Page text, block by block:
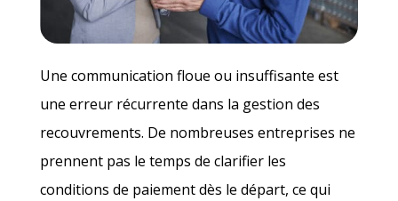
Une communication floue ou insuffisante est
une erreur récurrente dans la gestion des
recouvrements. De nombreuses entreprises ne
prennent pas le temps de clarifier les
conditions de paiement dès le départ, ce qui